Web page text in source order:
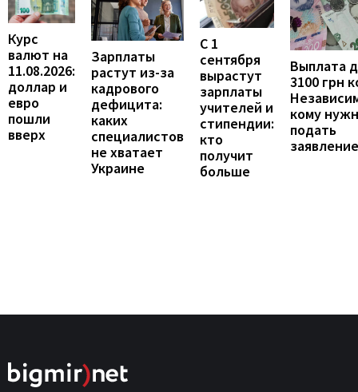
Курс
валют на
11.08.2026:
доллар и
евро
пошли
вверх
Зарплаты
растут из-за
кадрового
дефицита:
каких
специалистов
не хватает
Украине
С 1
сентября
вырастут
зарплаты
учителей и
стипендии:
кто
получит
больше
Выплата
3100 грн
кому
подать
заявление